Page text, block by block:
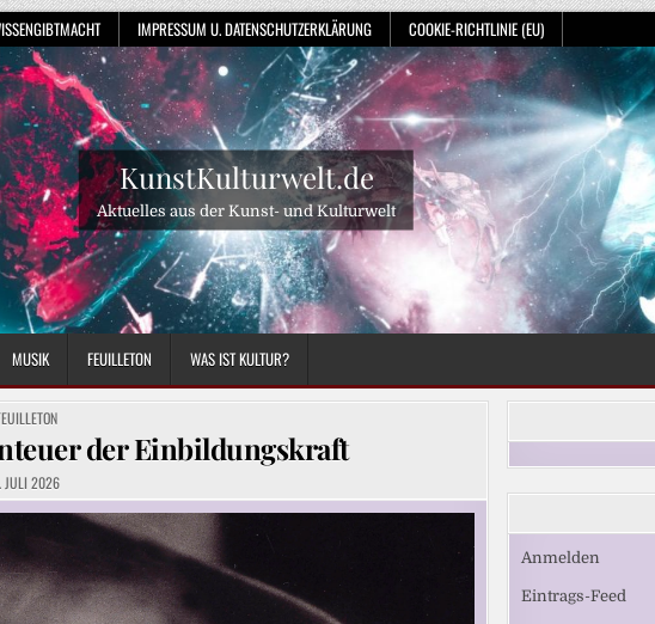
IMPRESSUM U. DATENSCHUTZERKLÄRUNG COOKIE-RICHTLINIE (EU)
KunstKulturwelt.de
Aktuelles aus der Kunst- und Kulturwelt
MUSIK FEUILLETON WAS IST KULTUR?
der Einbildungskraft
JULI 2026
Anmelden
Eintrags-Feed